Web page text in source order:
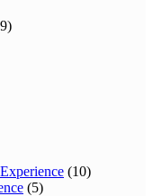
(10)
(5)